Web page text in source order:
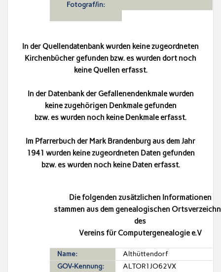
Fotograf/in:
In der Quellendatenbank wurden keine zugeordneten
Kirchenbücher gefunden bzw. es wurden dort noch
keine Quellen erfasst.
In der Datenbank der Gefallenendenkmale wurden
keine zugehörigen Denkmale gefunden
bzw. es wurden noch keine Denkmale erfasst.
Im Pfarrerbuch der Mark Brandenburg aus dem Jahr
1941 wurden keine zugeordneten Daten gefunden
bzw. es wurden noch keine Daten erfasst.
Die folgenden zusätzlichen Informationen
stammen aus dem genealogischen
des
Vereins für Computergenealogie e.V
Name:
Althüttendorf
GOV-Kennung:
ALTOR1JO62VX